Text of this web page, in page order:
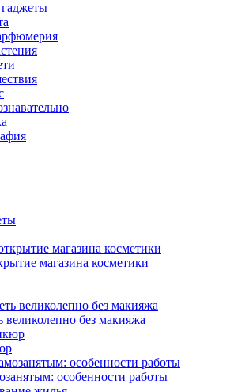
магазина косметики
великолепно без макияжа
особенности работы